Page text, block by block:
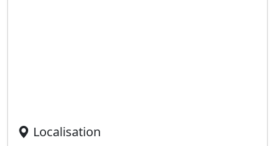
Localisation